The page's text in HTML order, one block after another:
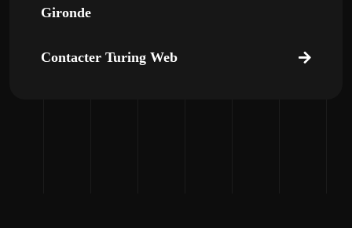
Gironde
Contacter Turing Web